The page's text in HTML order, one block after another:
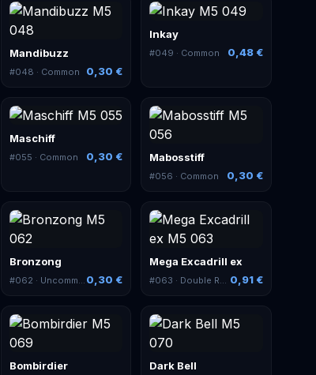
Mandibuzz
#048 · Common 0,30 €
Inkay
#049 · Common 0,48 €
Maschiff
#055 · Common 0,30 € Mabosstiff
#056 · Common 0,30 €
Bronzong
#062 · Uncommon 0,30 €
Mega Excadrill ex
#063 · Double Rare 0,91 €
Bombirdier Dark Bell